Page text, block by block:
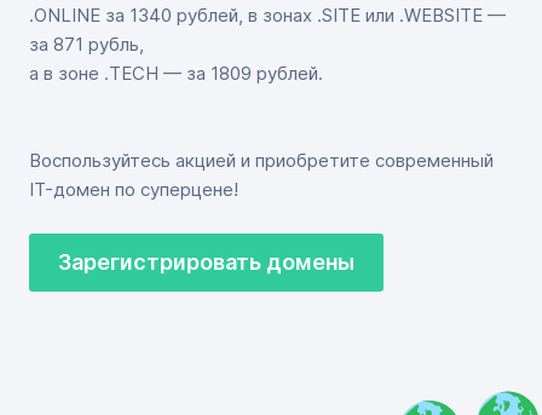
.ONLINE за 1340 рублей, в зонах .SITE или .WEBSITE —
за 871 рубль,
а в зоне .TECH — за 1809 рублей.
Воспользуйтесь акцией и приобретите современный
IT-домен по суперцене!
Зарегистрировать домены